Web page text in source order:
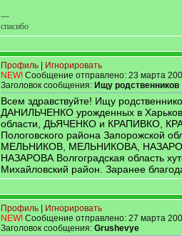
---
спасибо
Профиль
Игнорировать
NEW! Сообщение отправлено: 23 марта
Заголовок сообщения: Ищу родственников
Всем здравствуйте! Ищу
ДАНИЛЬЧЕНКО урожденных в
области, ДЬЯЧЕНКО и КРАПИВКО,
Пологовского района Запорожской
МЕЛЬНИКОВ, МЕЛЬНИКОВА,
НАЗАРОВА Волгоградская область
Михайловский район. Заранее
Профиль
Игнорировать
NEW! Сообщение отправлено: 27 марта
Заголовок сообщения: Grushevye